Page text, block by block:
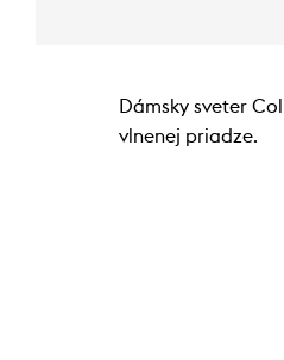
Dámsky sveter
vlnenej priadze.